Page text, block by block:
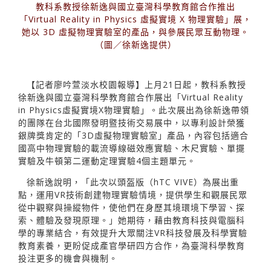
教科系教授徐新逸與國立臺灣科學教育館合作推出
「Virtual Reality in Physics 虛擬實境 X 物理實驗」展，
她以 3D 虛擬物理實驗室的產品，與參展民眾互動物理。
（圖／徐新逸提供）
【記者廖吟萱淡水校園報導】上月21日起，教科系教授
徐新逸與國立臺灣科學教育館合作展出「Virtual Reality
in Physics虛擬實境X物理實驗」。此次展出為徐新逸帶領
的團隊在台北國際發明暨技術交易展中，以專利設計榮獲
銀牌獎肯定的「3D虛擬物理實驗室」產品，內容包括適合
國高中物理實驗的載流導線磁效應實驗、木尺實驗、單擺
實驗及牛頓第二運動定理實驗4個主題單元。
徐新逸說明，「此次以頭盔版（hTC VIVE）為展出重
點，運用VR技術創建物理實驗情境，提供學生和觀展民眾
從中觀察與操縱物件，使他們在身歷其境環境下學習、探
索、體驗及發現原理。」她期待，藉由教育科技與電腦科
學的專業結合，有效提升大眾關注VR科技發展及科學實驗
教育素養，更盼促成產官學研四方合作，為臺灣科學教育
投注更多的機會與機制。